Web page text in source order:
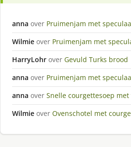
anna over Pruimenjam met
Wilmie over Pruimenjam met
HarryLohr over Gevuld Turks brood
anna over Pruimenjam met
anna over Snelle courgettesoep met
Wilmie over Ovenschotel met